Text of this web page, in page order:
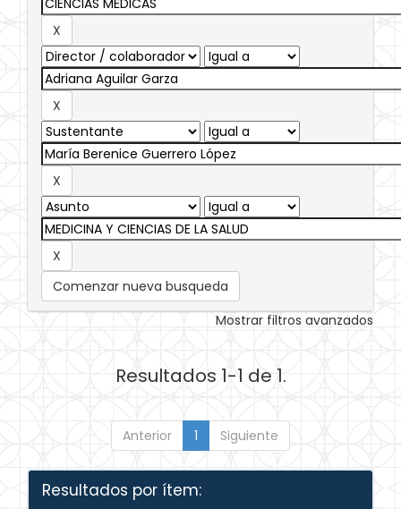
Comenzar nueva busqueda
Mostrar filtros avanzados
Resultados 1-1 de 1.
Anterior 1 Siguiente
Resultados por ítem: